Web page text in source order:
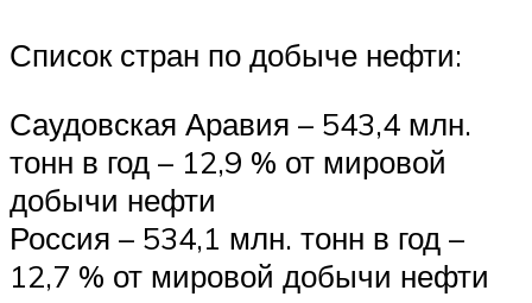
Список стран по добыче нефти:
Саудовская Аравия – 543,4 млн.
тонн в год – 12,9 % от мировой
добычи нефти
Россия – 534,1 млн. тонн в год –
12,7 % от мировой добычи нефти